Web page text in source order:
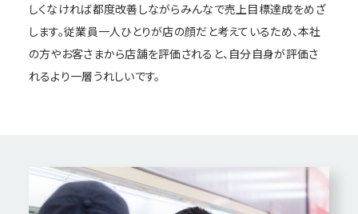
しくなければ都度改善しながらみんなで売上目標達成をめざ
します。従業員一人ひとりが店の顔だと考えているため、本社
の方やお客さまから店舗を評価されると、自分自身が評価さ
れるより一層うれしいです。